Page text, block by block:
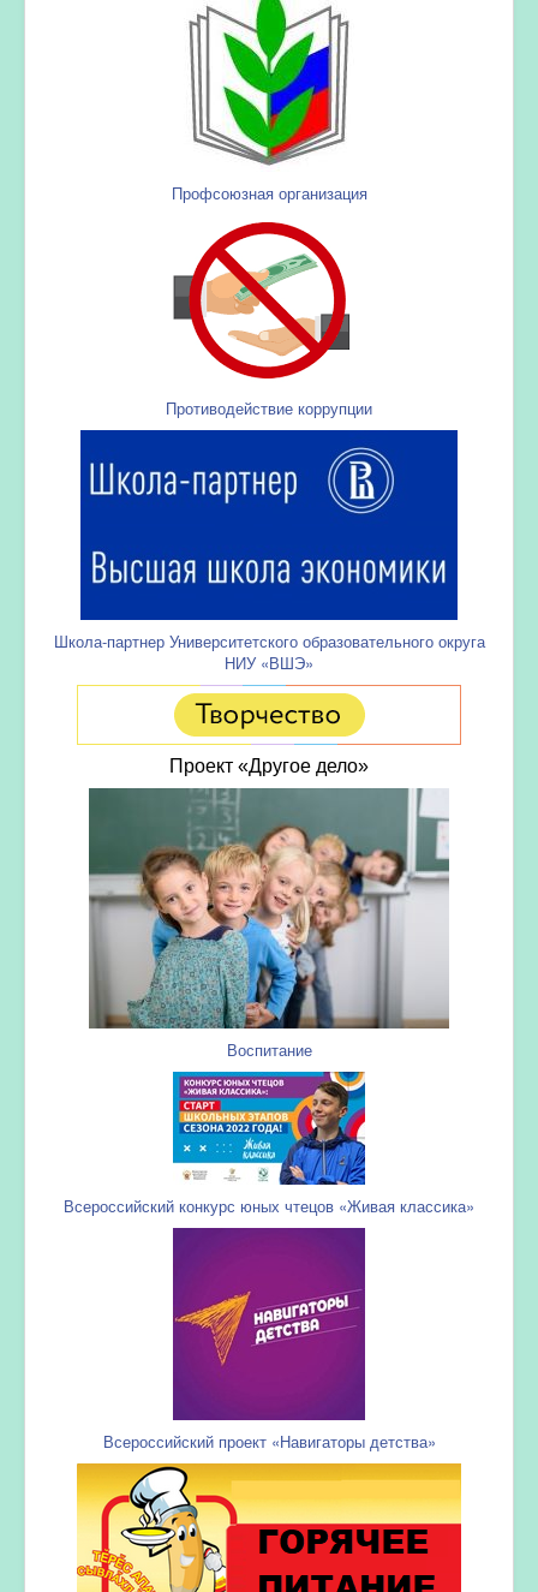
Профсоюзная организация
Противодействие коррупции
Школа-партнер Университетского образовательного округа
НИУ «ВШЭ»
Проект «Другое дело»
Воспитание
Всероссийский конкурс юных чтецов «Живая классика»
Всероссийский проект «Навигаторы детства»